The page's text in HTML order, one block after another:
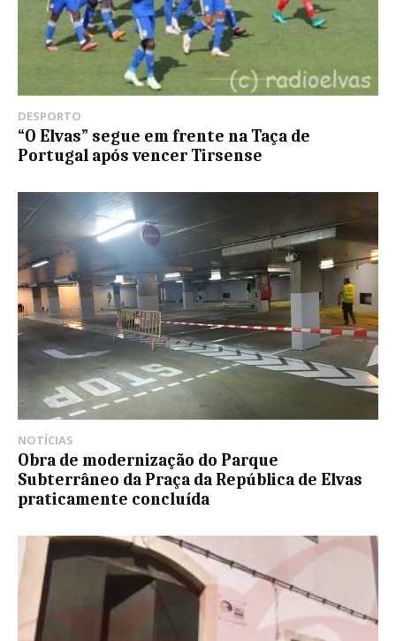
DESPORTO
“O Elvas” segue em frente na Taça de
Portugal após vencer Tirsense
NOTÍCIAS
Obra de modernização do Parque
Subterrâneo da Praça da República de Elvas
praticamente concluída